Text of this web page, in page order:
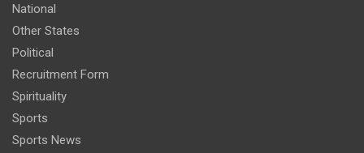
National
Other States
Political
Recruitment Form
Spirituality
Sports
Sports News